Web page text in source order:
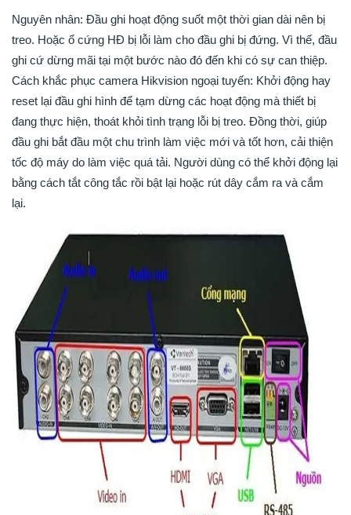
Nguyên nhân: Đầu ghi hoạt động suốt một thời gian dài nên bị
treo. Hoặc ổ cứng HĐ bị lỗi làm cho đầu ghi bị đứng. Vì thế, đầu
ghi cứ dừng mãi tại một bước nào đó đến khi có sự can thiệp.
Cách khắc phục camera Hikvision ngoại tuyến: Khởi động hay
reset lại đầu ghi hình để tạm dừng các hoạt động mà thiết bị
đang thực hiện, thoát khỏi tình trạng lỗi bị treo. Đồng thời, giúp
đầu ghi bắt đầu một chu trình làm việc mới và tốt hơn, cải thiện
tốc độ máy do làm việc quá tải. Người dùng có thể khởi động lại
bằng cách tắt công tắc rồi bật lại hoặc rút dây cắm ra và cắm
lại.